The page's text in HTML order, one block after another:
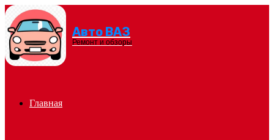
Menu Авто ВАЗ
Ремонт и обзоры
Главная